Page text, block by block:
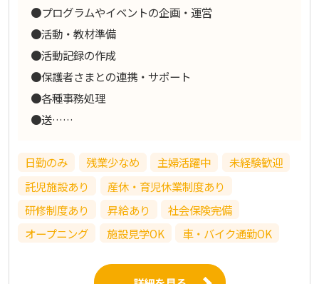
●プログラムやイベントの企画・運営
●活動・教材準備
●活動記録の作成
●保護者さまとの連携・サポート
●各種事務処理
●送……
日勤のみ 残業少なめ 主婦活躍中
未経験歓迎
託児施設あり
産休・育児休業制度あり
研修制度あり
昇給あり
社会保険完備
オープニング
施設見学OK 車・バイク通勤OK